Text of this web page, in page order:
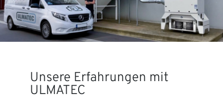
Unsere Erfahrungen mit
ULMATEC